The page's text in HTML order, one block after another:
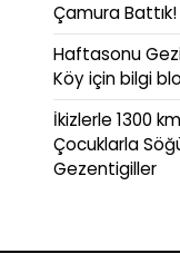
Çamura Battık!
Haftasonu
Köyiçinbilgi
İkizlerle 1300
Çocuklarla
Gezentigiller